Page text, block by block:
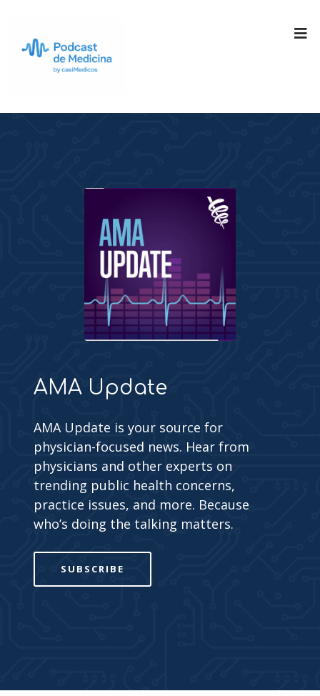
AMA Update
AMA Update is your source for
physician-focused news. Hear from
physicians and other experts on
trending public health concerns,
practice issues, and more. Because
who’s doing the talking matters.
SUBSCRIBE